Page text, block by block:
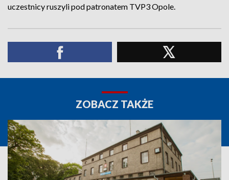
uczestnicy ruszyli pod patronatem TVP3 Opole.
ZOBACZ TAKŻE